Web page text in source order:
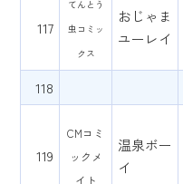
117
てんとう
虫コミッ
クス
おじゃま
ユーレイ
118
119
CMコミ
ックメ
イト
温泉ボー
イ